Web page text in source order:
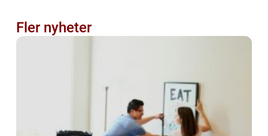
Fler nyheter